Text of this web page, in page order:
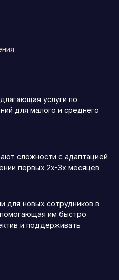
услуги по
для малого и среднего
сложности с адаптацией
первых 2х-3х месяцев
для новых сотрудников в
им быстро
и поддерживать